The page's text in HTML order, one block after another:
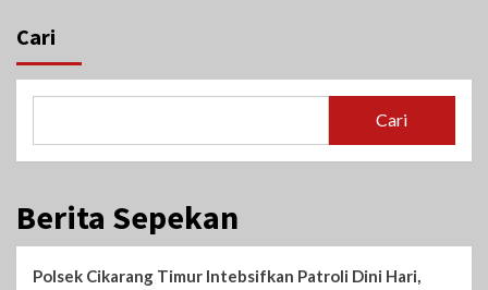
Cari
Cari
Berita Sepekan
Polsek Cikarang Timur Intebsifkan Patroli Dini Hari,